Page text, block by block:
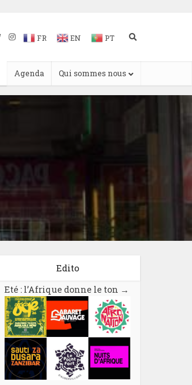
FR EN PT
Agenda Qui sommes nous
Edito
Eté : l’Afrique donne le ton →